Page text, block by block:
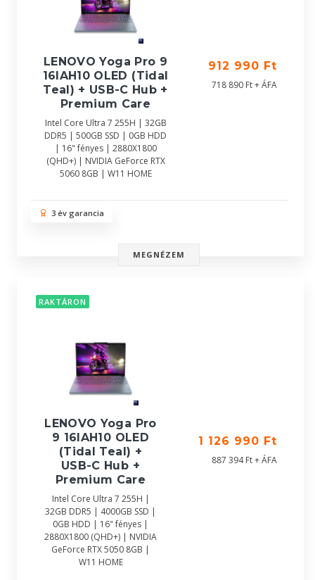
LENOVO Yoga Pro 9
16IAH10 OLED (Tidal
Teal) + USB-C Hub +
Premium Care
Intel Core Ultra 7 255H | 32GB
DDR5 | 500GB SSD | 0GB HDD
| 16" fényes | 2880X1800
(QHD+) | NVIDIA GeForce RTX
5060 8GB | W11 HOME
912 990 Ft
718 890 Ft + ÁFA
3 év garancia
MEGNÉZEM
RAKTÁRON
LENOVO Yoga Pro
9 16IAH10 OLED
(Tidal Teal) +
USB-C Hub +
Premium Care
Intel Core Ultra 7 255H |
32GB DDR5 | 4000GB SSD |
0GB HDD | 16" fényes |
2880X1800 (QHD+) | NVIDIA
GeForce RTX 5050 8GB |
W11 HOME
1 126 990 Ft
887 394 Ft + ÁFA